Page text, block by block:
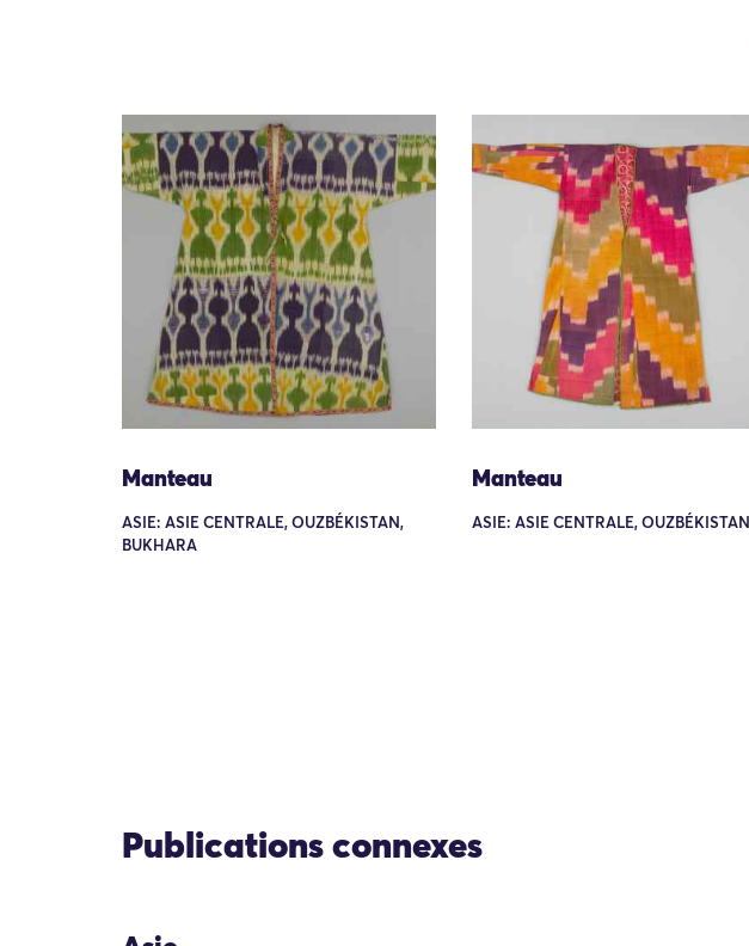
Manteau
ASIE: ASIE CENTRALE, OUZBÉKISTAN,
BUKHARA
Manteau
ASIE: ASIE CENTRALE, OUZBÉKISTAN
Publications connexes